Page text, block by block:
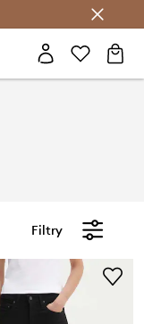
Filtry